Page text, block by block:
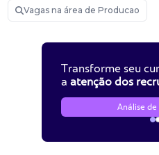
Vagas na área de Producao
Transforme seu
a atenção dos
Análise